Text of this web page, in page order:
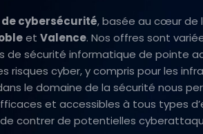
cybersécurité, basée au cœur de
et Valence. Nos offres sont
de sécurité informatique de pointe
risques cyber, y compris pour les
le domaine de la sécurité nous
et accessibles à tous types
contrer de potentielles